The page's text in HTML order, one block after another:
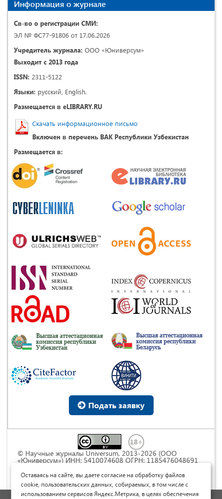
Информация о журнале
Св-во о регистрации СМИ:
ЭЛ № ФС77-91806 от 17.06.2026
Учредитель журнала: ООО «Юниверсум»
Выходит с 2013 года
ISSN: 2311-5122
Языки: русский, English.
Размещается в eLIBRARY.RU
Скачать информационное письмо
Включен в перечень ВАК Республики Узбекистан
Размещается в:
Подать заявку
© Научные журналы Universum, 2013-2026 (ООО
«Юниверсум») ИНН: 5410074608 ОГРН: 1185476048691
Commons « Attribution» («Атрибуция») 4.0
Непортированная
Оставаясь на сайте, вы даете согласие на обработку файлов
cookie, пользовательских данных, собираемых, в том числе с
использованием сервисов Яндекс.Метрика, в целях обеспечения